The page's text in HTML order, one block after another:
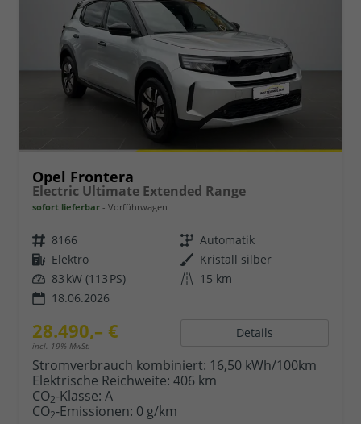
Opel Frontera
Electric Ultimate Extended Range
sofort lieferbar Vorführwagen
8166
Automatik
Elektro
Kristall silber
83 kW (113 PS)
15 km
18.06.2026
28.490,– €
incl. 19% MwSt.
Details
Stromverbrauch kombiniert: 16,50 kWh/100km
Elektrische Reichweite: 406 km
CO2-Klasse: A
CO2-Emissionen: 0 g/km